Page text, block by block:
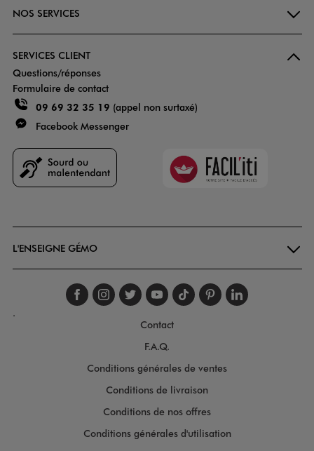
NOS SERVICES
SERVICES CLIENT
Questions/réponses
Formulaire de contact
09 69 32 35 19 (appel non surtaxé)
Facebook Messenger
Faciliti
L'ENSEIGNE GÉMO
Suivez-nous sur
Suivez-nous sur
Suivez-nous sur
Suivez-nous
Suivez-nous
Suivez-
.
Contact
F.A.Q.
Conditions générales de ventes
Conditions de livraison
Conditions de nos offres
Conditions générales d'utilisation